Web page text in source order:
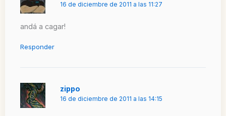
16 de diciembre de 2011 a las 11:27
andá a cagar!
Responder
zippo
16 de diciembre de 2011 a las 14:15